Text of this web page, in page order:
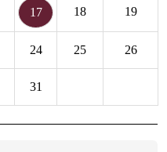
17 18 19
24 25 26
31